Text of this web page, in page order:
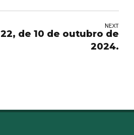
NEXT
de 10 de outubro de
2024.